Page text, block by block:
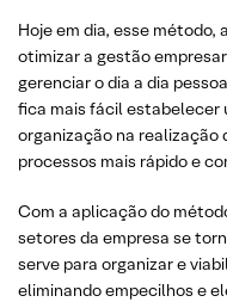
Hoje em dia, esse
otimizar a gestão
gerenciar o dia a dia
fica mais fácil estabelecer
organização na realização
processos mais rápido e
Com a aplicação do
setores da empresa se
serve para organizar e
eliminando empecilhos e